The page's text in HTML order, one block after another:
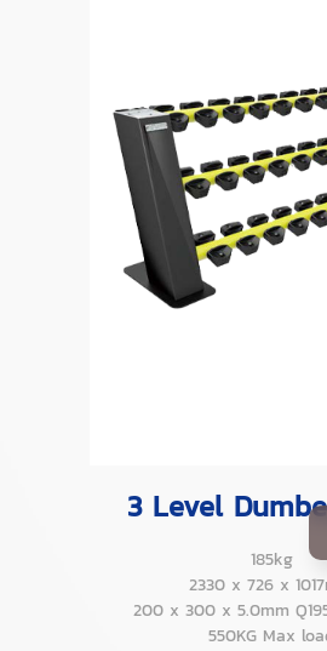
3 Level
185kg
2330 x 726 x
200 x 300 x 5.0mm
550KG Max